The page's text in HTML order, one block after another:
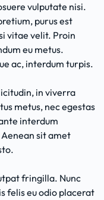
vulputate nisi.
purus est
vitae velit. Proin
eu metus.
ac, interdum turpis.
in viverra
metus, nec egestas
interdum
sit amet
fringilla. Nunc
felis eu odio placerat